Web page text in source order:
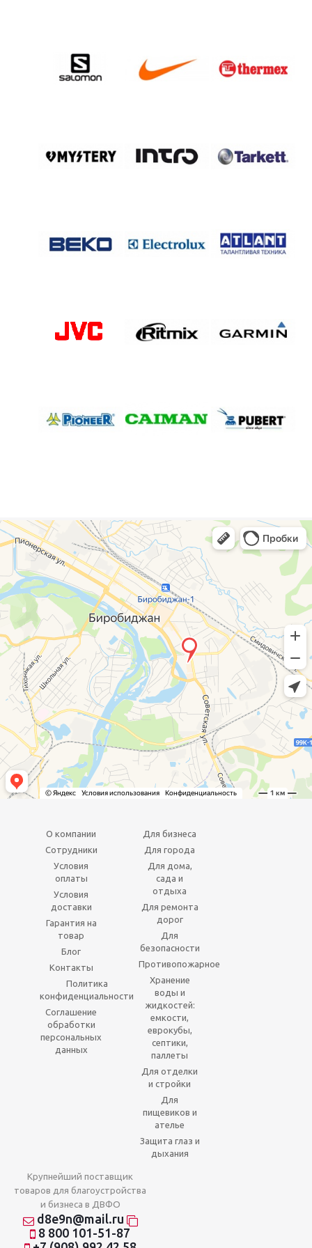
О компании
Сотрудники
Условия
оплаты
Условия
доставки
Гарантия на
товар
Блог
Контакты
Политика
конфиденциальности
Соглашение
обработки
персональных
данных
Для бизнеса
Для города
Для дома,
сада и
отдыха
Для ремонта
дорог
Для
безопасности
Противопожарное
Хранение
воды и
жидкостей:
емкости,
еврокубы,
септики,
паллеты
Для отделки
и стройки
Для
пищевиков и
ателье
Защита глаз и
дыхания
Крупнейший поставщик
товаров для благоустройства
и бизнеса в ДВФО
d8e9n@mail.ru
8 800 101-51-87